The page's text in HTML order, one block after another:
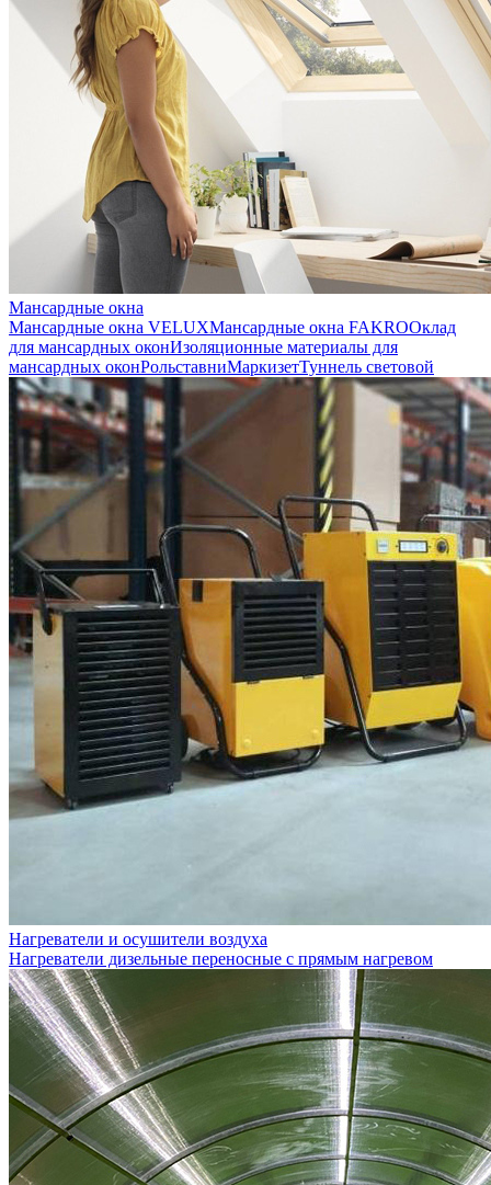
Мансардные окна
Мансардные окна VELUXМансардные окна FAKROОклад
для мансардных оконИзоляционные материалы для
мансардных оконРольставниМаркизетТуннель световой
Нагреватели и осушители воздуха
Нагреватели дизельные переносные с прямым нагревом